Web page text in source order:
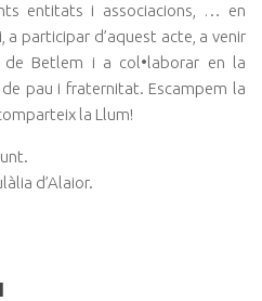
entitats i associacions, … en
participar d’aquest acte, a venir
Betlem i a col•laborar en la
pau i fraternitat. Escampem la
la Llum!
d’Alaior.